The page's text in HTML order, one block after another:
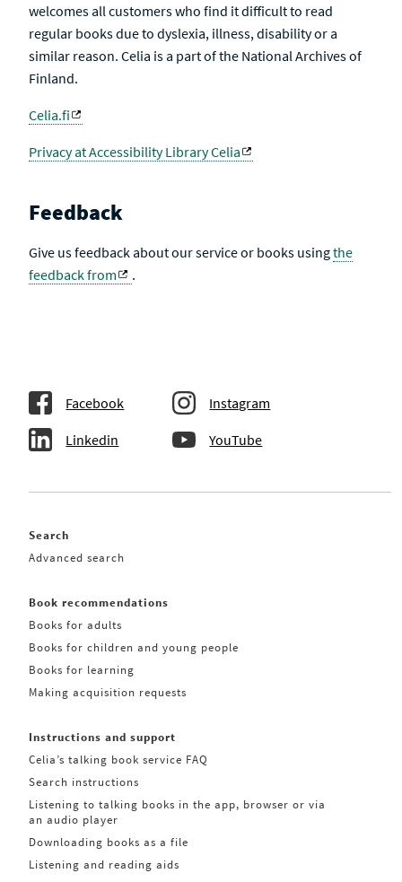
welcomes all customers who find it difficult to read
regular books due to dyslexia, illness, disability or a
similar reason. Celia is a part of the National Archives of
Finland.
Celia.fi
Privacy at Accessibility Library Celia
Feedback
Give us feedback about our service or books usingthe
feedback from
.
Facebook Instagram
Linkedin YouTube
Search
Advanced search
Book recommendations
Books for adults
Books for children and young people
Books for learning
Making acquisition requests
Instructions and support
Celia’s talking book service FAQ
Search instructions
Listening to talking books in the app, browser or via
an audio player
Downloading books as a file
Listening and reading aids